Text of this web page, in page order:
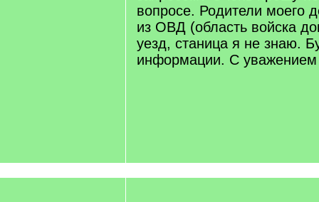
вопросе. Родители моего
из ОВД (область войска
уезд, станица я не знаю.
информации. С